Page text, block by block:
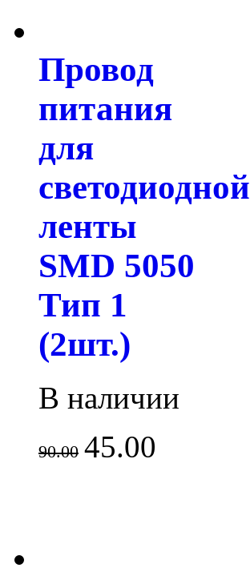
Провод
питания
для
светодиодной
ленты
SMD 5050
Тип 1
(2шт.)
В наличии
90.00 45.00